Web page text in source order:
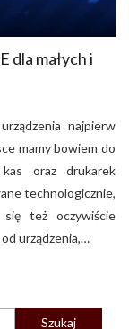
dla małych i
najpierw
mamy bowiem do
oraz drukarek
technologicznie,
się też oczywiście
urządzenia,…